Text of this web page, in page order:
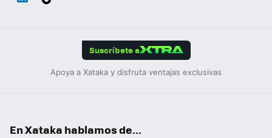
Suscríbete a
Apoya a Xataka y disfruta ventajas exclusivas
En Xataka hablamos de...